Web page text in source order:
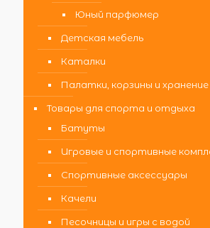
Юный парфюмер
Детская мебель
Каталки
Палатки, корзины и
Товары для спорта и отдыха
Батуты
Игровые и спортивные
Спортивные аксессуары
Качели
Песочницы и игры с водой